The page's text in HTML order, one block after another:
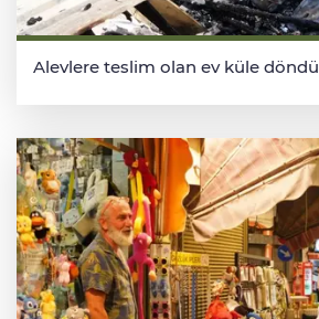
Alevlere teslim olan ev küle döndü